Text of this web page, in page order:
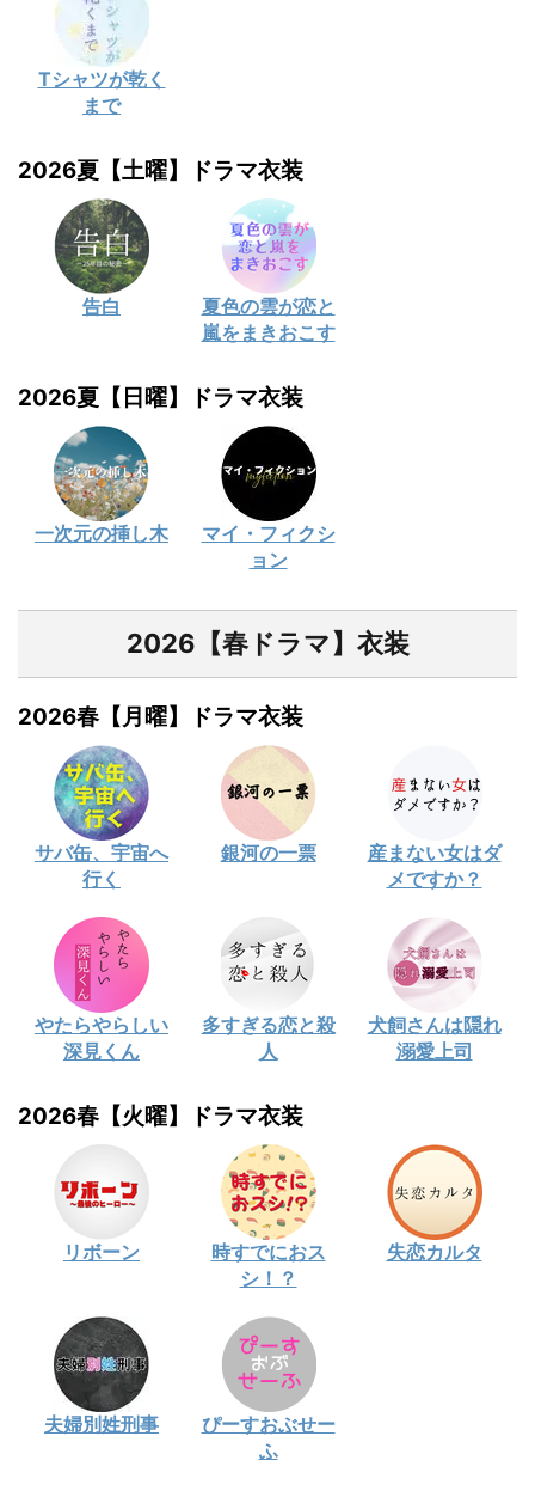
Tシャツが乾く
まで
2026夏【土曜】ドラマ衣装
告白
夏色の雲が恋と
嵐をまきおこす
2026夏【日曜】ドラマ衣装
一次元の挿し木
マイ・フィクシ
ョン
2026【春ドラマ】衣装
2026春【月曜】ドラマ衣装
サバ缶、宇宙へ
行く
銀河の一票
産まない女はダ
メですか？
やたらやらしい
深見くん
多すぎる恋と殺
人
犬飼さんは隠れ
溺愛上司
2026春【火曜】ドラマ衣装
リボーン
時すでにおス
シ！？
失恋カルタ
夫婦別姓刑事
ぴーすおぶせー
ふ